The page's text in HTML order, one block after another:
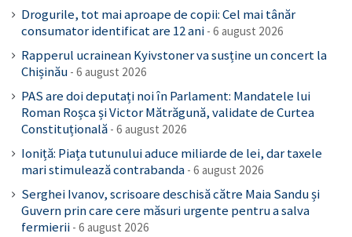
Drogurile, tot mai aproape de copii: Cel mai tânăr
consumator identificat are 12 ani 6 august 2026
Rapperul ucrainean Kyivstoner va susține un concert la
Chișinău 6 august 2026
PAS are doi deputați noi în Parlament: Mandatele lui
Roman Roșca și Victor Mătrăgună, validate de Curtea
Constituțională 6 august 2026
Ioniță: Piața tutunului aduce miliarde de lei, dar taxele
mari stimulează contrabanda 6 august 2026
Serghei Ivanov, scrisoare deschisă către Maia Sandu și
Guvern prin care cere măsuri urgente pentru a salva
fermierii 6 august 2026